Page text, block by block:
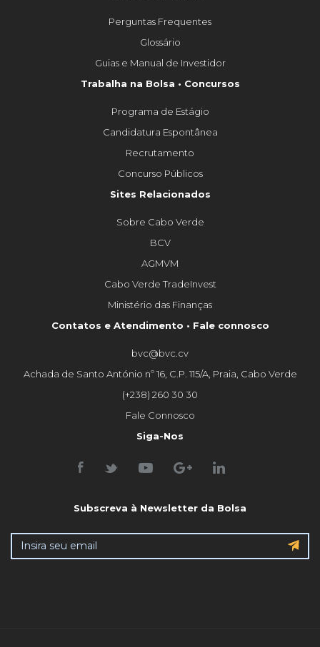
Perguntas Frequentes
Glossário
Guias e Manual de Investidor
Trabalha na Bolsa • Concursos
Programa de Estágio
Candidatura Espontânea
Recrutamento
Concurso Públicos
Sites Relacionados
Sobre Cabo Verde
BCV
AGMVM
Cabo Verde TradeInvest
Ministério das Finanças
Contatos e Atendimento • Fale connosco
bvc@bvc.cv
Achada de Santo António nº 16, C.P. 115/A, Praia, Cabo Verde
(+238) 260 30 30
Fale Connosco
Siga-Nos
Subscreva à Newsletter da Bolsa